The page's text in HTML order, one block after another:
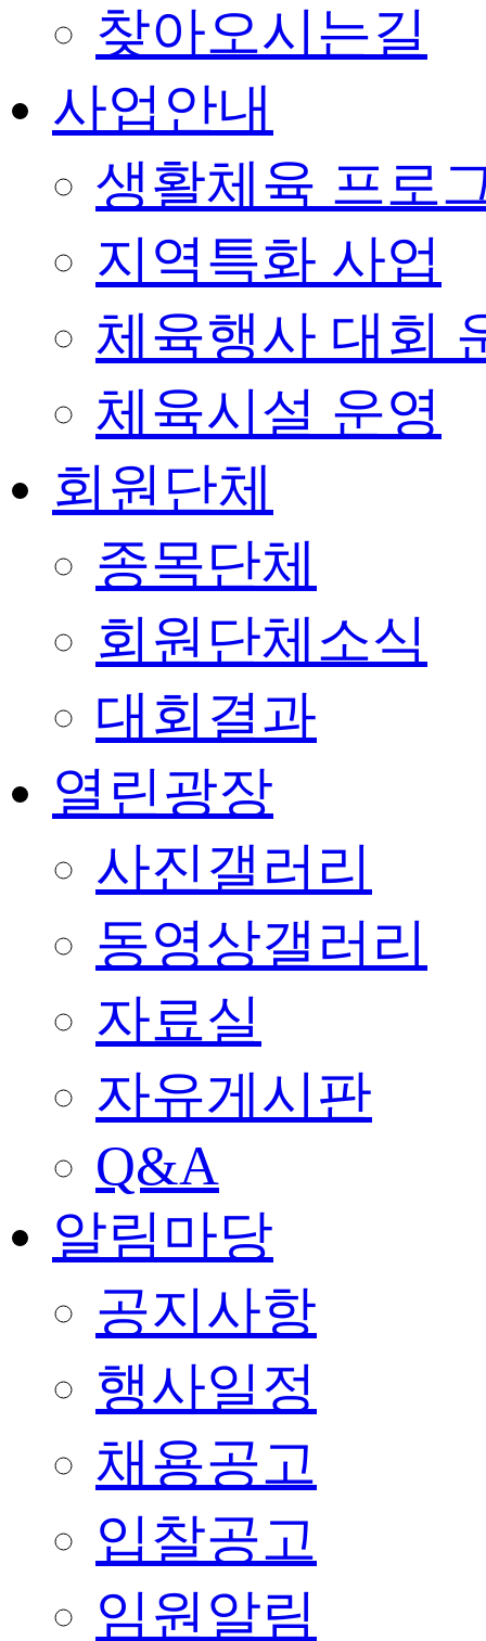
찾아오시는길
사업안내
생활체육 프로
지역특화 사업
체육행사 대회
체육시설 운영
회원단체
종목단체
회원단체소식
대회결과
열린광장
사진갤러리
동영상갤러리
자료실
자유게시판
Q&A
알림마당
공지사항
행사일정
채용공고
입찰공고
임원알림